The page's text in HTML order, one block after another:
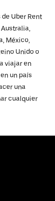
Uber Rent
México,
Unido o
viajar en
un país
una
cualquier